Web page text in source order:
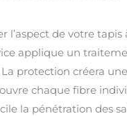
l’aspect de votre tapis
applique un
La protection créera
chaque fibre
la pénétration des